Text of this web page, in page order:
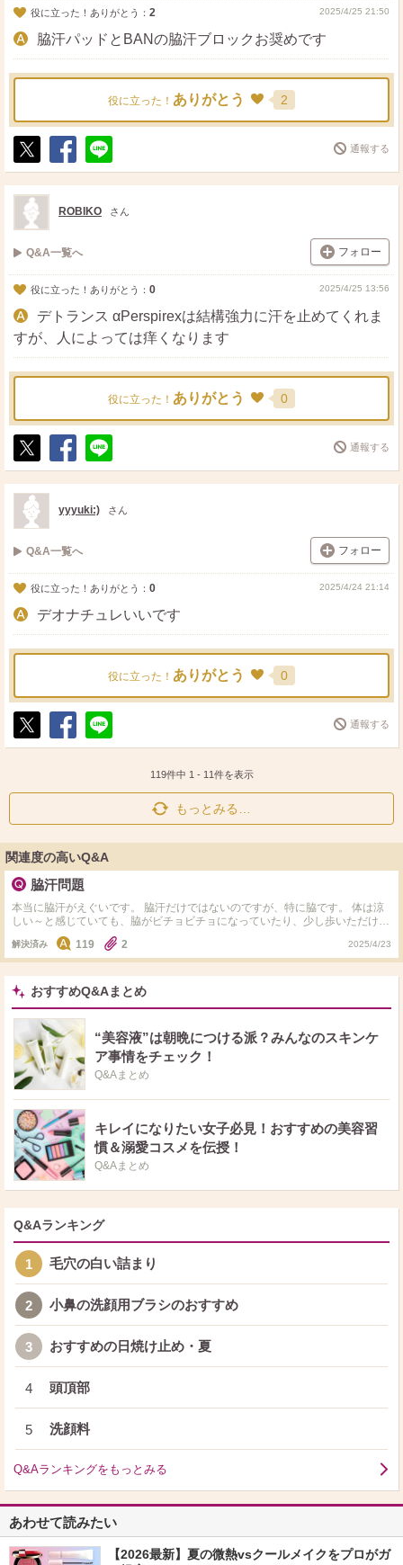
役に立った！ありがとう： 2 2025/4/25 21:50
脇汗パッドとBANの脇汗ブロックお奨めです
役に立った！ ありがとう 2
ポ
ス
ト
シ
ェ
送
る
通報する
ROBIKO さん
Q&A一覧へ フォロー
役に立った！ありがとう： 0 2025/4/25 13:56
デトランス αPerspirexは結構強力に汗を止めてくれま
すが、人によっては痒くなります
役に立った！ ありがとう 0
ポ
ス
ト
シ
ェ
送
る
通報する
yyyuki:) さん
Q&A一覧へ フォロー
役に立った！ありがとう： 0 2025/4/24 21:14
デオナチュレいいです
役に立った！ ありがとう 0
ポ
シ
送
通報する
119件中 1 - 11件を表示
もっとみる…
関連度の高いQ&A
脇汗問題
本当に脇汗がえぐいです。 脇汗だけではないのですが、特に脇です。 体は涼
しい～と感じていても、脇がビチョビチョになっていたり、少し歩いただけで
汗がすごい出ます。多汗症ですかね？ 黒、白以外の服を着るのが怖くて着れ
ないです。 なにかおすすめのグッズはありますか？？ 多汗症の場合治療して
効果あった方いますか？？メリットデメリット、治療の料金はどのくらいだっ
たか教えてください！！
解決済み 119 2 2025/4/23
おすすめQ&Aまとめ
“美容液”は朝晩につける派？みんなのスキンケ
ア事情をチェック！
Q&Aまとめ
キレイになりたい女子必見！おすすめの美容習
慣＆溺愛コスメを伝授！
Q&Aまとめ
Q&Aランキング
1 毛穴の白い詰まり
2 小鼻の洗顔用ブラシのおすすめ
3 おすすめの日焼け止め・夏
4 頭頂部
5 洗顔料
Q&Aランキングをもっとみる
あわせて読みたい
【2026最新】夏の微熱vsクールメイクをプロがガ